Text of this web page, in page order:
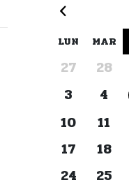
LUN MAR
27 28
3
4
10
11
17
18
24
25